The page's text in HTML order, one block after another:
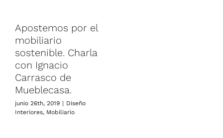
Apostemos por el
mobiliario
sostenible. Charla
con Ignacio
Carrasco de
Mueblecasa.
junio 26th, 2019 | Diseño
Interiores, Mobiliario